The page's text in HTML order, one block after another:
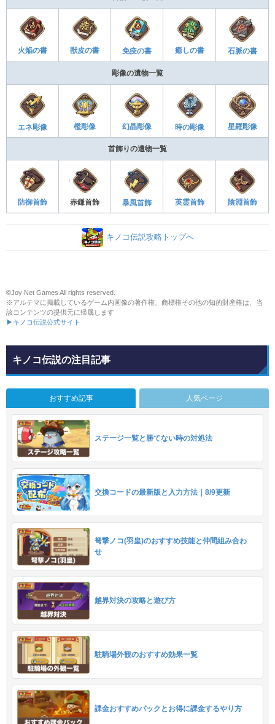
火焔の書 獣皮の書 免疫の書 癒しの書 石脈の書
彫像の遺物一覧
エネ彫像 檻彫像 幻晶彫像 時の彫像 星羅彫像
首飾りの遺物一覧
防御首飾 赤鎌首飾 暴風首飾 英霊首飾 陰淵首飾
キノコ伝説攻略トップへ
©Joy Net Games All rights reserved.
※アルテマに掲載しているゲーム内画像の著作権、商標権その他の知的財産権は、当
該コンテンツの提供元に帰属します
▶キノコ伝説公式サイト
キノコ伝説の注目記事
おすすめ記事 人気ページ
ステージ一覧と勝てない時の対処法
交換コードの最新版と入力方法｜8/9更新
弩撃ノコ(羽皇)のおすすめ技能と仲間組み合わ
せ
越界対決の攻略と遊び方
駐騎場外観のおすすめ効果一覧
課金おすすめパックとお得に課金するやり方